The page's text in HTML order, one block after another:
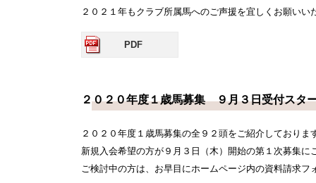
２０２１年もクラブ所属馬へのご声援を宜しくお願いい
PDF
２０２０年度１歳馬募集 ９月３日受付スタ
２０２０年度１歳馬募集の全９２頭をご紹介しておりま
新規入会希望の方が９月３日（木）開始の第１次募集
ご検討中の方は、お早目にホームページ内の資料請求フ